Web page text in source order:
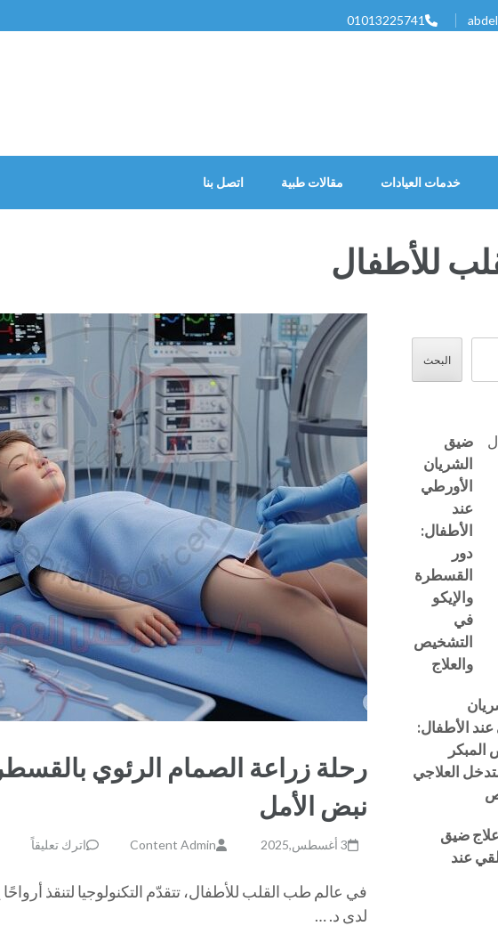
01013225741
خدمات العيادات مقالات طبية اتصل بنا
للأطفال
رحلة زراعة الصمام الرئوي
نبض الأمل
3 أغسطس,2025 Content Admin اترك تعليقاً
في عالم طب القلب للأطفال، تتقدّم التكنولوجيا لتنقذ
لدى د. …
البحث
ضيق
الشريان
الأورطي
عند
الأطفال:
دور
القسطرة
والإيكو
في
التشخيص
والعلاج
الأطفال:
العلاجي
ضيق
عند